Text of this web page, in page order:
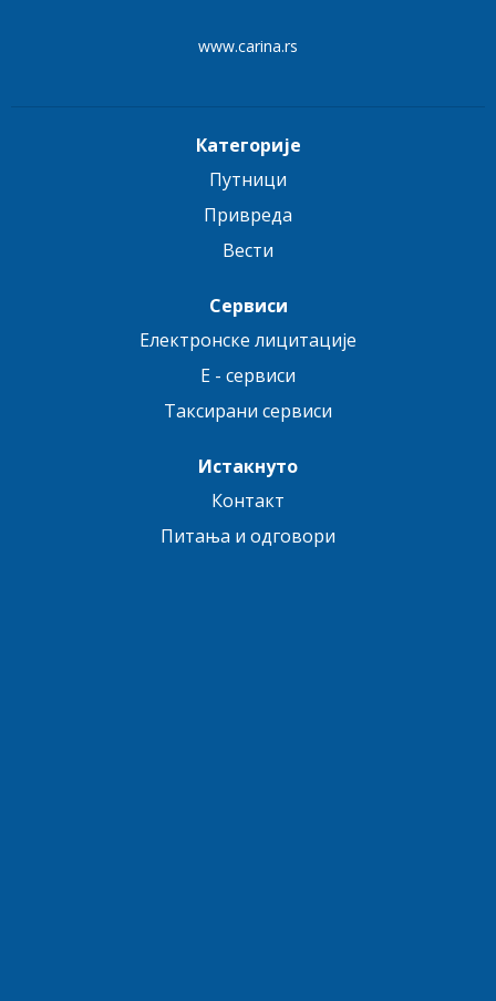
www.carina.rs
Категорије
Путници
Привреда
Вести
Сервиси
Електронске лицитације
E - сервиси
Таксирани сервиси
Истакнуто
Контакт
Питања и одговори